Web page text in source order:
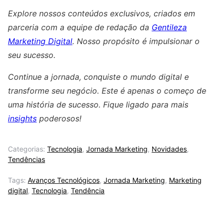
Explore nossos conteúdos exclusivos, criados em
parceria com a equipe de redação da Gentileza
Marketing Digital. Nosso propósito é impulsionar o
seu sucesso.
Continue a jornada, conquiste o mundo digital e
transforme seu negócio. Este é apenas o começo de
uma história de sucesso. Fique ligado para mais
insights poderosos!
Categorias: Tecnologia, Jornada Marketing, Novidades,
Tendências
Tags: Avanços Tecnológicos, Jornada Marketing, Marketing
digital, Tecnologia, Tendência